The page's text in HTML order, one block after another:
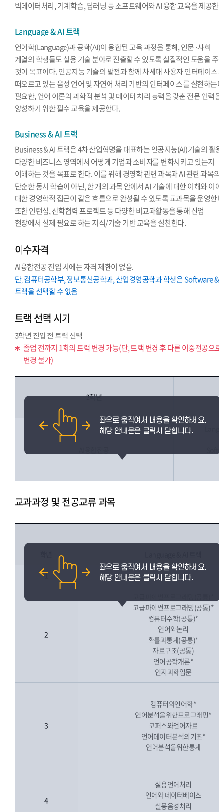
빅데이터처리, 기계학습, 딥러닝 등 소프트웨어와 AI 융합 교육을 제공
Language & AI 트랙
언어학(Language)과 공학(AI)이 융합된 교육 과정을 통해, 인문·사회
계열의 학생들도 실용 기술 분야로 진출할 수 있도록 실질적인 도움을
것이 목표이다. 인공지능 기술의 발전과 함께 차세대 사용자 인터페이
떠오르고 있는 음성 언어 및 자연어 처리 기반의 인터페이스를 실현하
필요한, 언어 이론의 과학적 분석 및 데이터 처리 능력을 갖춘 전문 인력
양성하기 위한 필수 교육을 제공한다.
Business & AI 트랙
Business & AI 트랙은 4차 산업혁명을 대표하는 인공지능(AI)기술의 활
다양한 비즈니스 영역에서 어떻게 기업과 소비자를 변화시키고 있는지
이해하는 것을 목표로 한다. 이를 위해 경영학 관련 과목과 AI 관련 과목
단순한 동시 학습이 아닌, 한 개의 과목 안에서 AI 기술에 대한 이해와 이
대한 경영학적 접근이 같은 흐름으로 완성될 수 있도록 교과목을 운영
또한 인턴십, 산학협력 프로젝트 등 다양한 비교과활동을 통해 산업
현장에서 실제 필요로 하는 지식/기술 기반 교육을 실천한다.
이수자격
AI융합전공 진입 시에는 자격 제한이 없음.
단, 컴퓨터공학부, 정보통신공학과, 산업경영공학과 학생은 Software
트랙을 선택할 수 없음
트랙 선택 시기
3학년 진입 전 트랙 선택
졸업 전까지 1회의 트랙 변경 가능(단, 트랙 변경 후 다른 이중전공으
변경 불가)
2학년
교과과정 및 전공교류 과목
1
2
고급파이썬프로그래밍(공통)*
컴퓨터수학(공통)*
언어와논리
확률과통계(공통)*
자료구조(공통)
언어공학개론*
인지과학입문
3
컴퓨터와언어학*
언어분석을위한프로그래밍*
코퍼스와언어자료
언어데이터분석의기초*
언어분석을위한통계
4
실용언어처리
언어와 데이터베이스
실용음성처리